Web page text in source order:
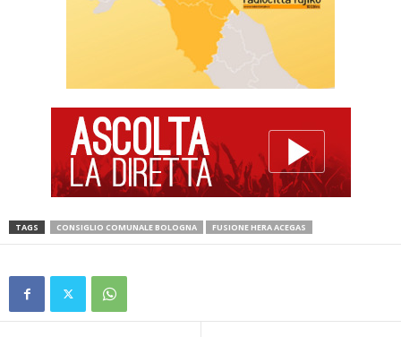
TAGS CONSIGLIO COMUNALE BOLOGNA FUSIONE HERA ACEGAS